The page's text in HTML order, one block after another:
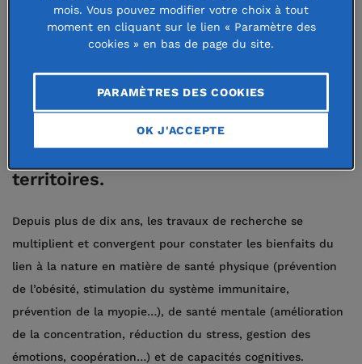
d'encourager des initiatives portant
sur le renforcement du lien entre les
enfants et la nature les renforcer et
les inscrire dans la durée par la mise
en place d’un environnement
favorable à celles-ci dans les
territoires.
Depuis plus de dix ans, les travaux de recherche se
multiplient et convergent pour constater les bienfaits du
lien à la nature en matière de santé physique (prévention
de l’obésité, stimulation du système immunitaire,
prévention de la myopie…), de santé mentale (amélioration
de la concentration, réduction du stress, gestion des
émotions, coopération…) et de capacités cognitives.
mois. Vous pouvez modifier votre choix à tout
moment en cliquant sur le lien « Paramètre des
cookies » en bas de page du site.
PARAMÈTRES DES COOKIES
OK J'ACCEPTE